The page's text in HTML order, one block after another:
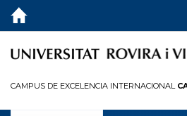
LA FACULTAD
CALIDAD
CAMPUS DE EXCELENCIA INTERNACIONAL